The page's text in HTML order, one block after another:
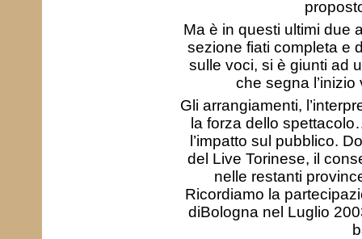
Ma è in questi ultimi due
sezione fiati completa e
sulle voci, si è giunti ad
che segna
Gli arrangiamenti,
la forza dello
l’impatto sul pubblico.
del Live Torinese, il
nelle restanti
Ricordiamo la
diBologna nel Luglio